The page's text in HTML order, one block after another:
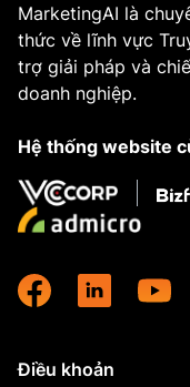
MarketingAI là
thức về lĩnh vực
trợ giải pháp và
doanh nghiệp.
Hệ thống website
Điều khoản